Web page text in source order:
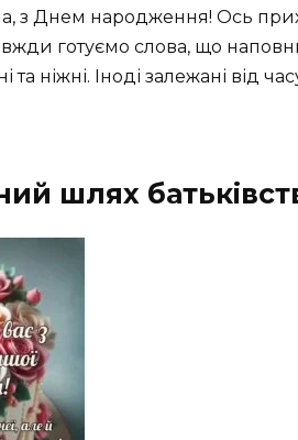
з Днем народження! Ось
готуємо слова, що
ніжні. Іноді залежані від
шлях